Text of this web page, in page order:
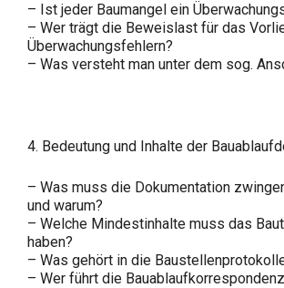
– Ist jeder Baumangel ein
– Wer trägt die Beweislast für das
Überwachungsfehlern?
– Was versteht man unter dem sog.
4. Bedeutung und Inhalte der
– Was muss die Dokumentation
und warum?
– Welche Mindestinhalte muss das
haben?
– Was gehört in die
– Wer führt die